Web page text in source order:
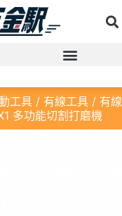
工具 / 有線工具 / 有
多功能切割打磨機